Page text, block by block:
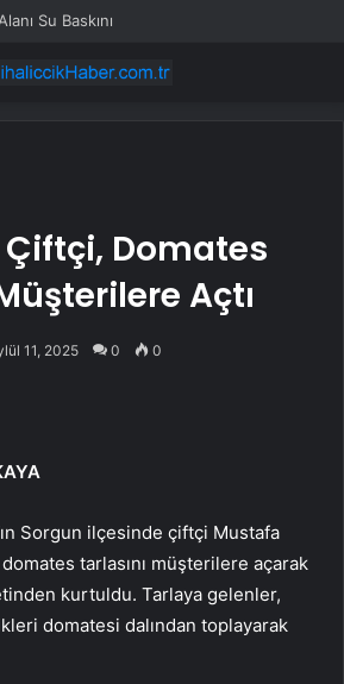
Su Baskını
Çiftçi, Domates
Açtı
11, 2025 0 0
Sorgun ilçesinde çiftçi Mustafa
tarlasını müşterilere açarak
kurtuldu. Tarlaya gelenler,
domatesi dalından toplayarak